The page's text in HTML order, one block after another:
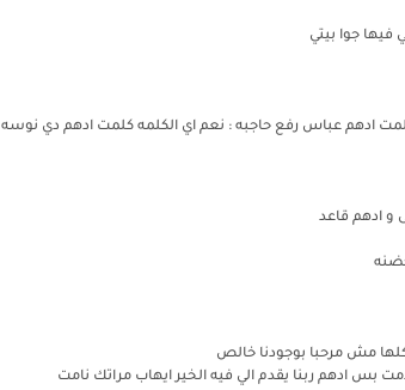
فيها جوا بيتي
ادهم عباس رفع حاجبه : نعم اي الكلمه كلمت ادهم دي نوسه
و ادهم قاعد
مش مرحبا بوجودنا خالص
بس ادهم ربنا يقدم الي فيه الخير ايهاب مراتك نامت